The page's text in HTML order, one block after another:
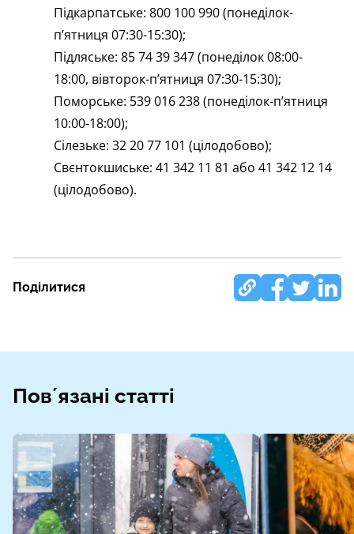
Підкарпатське: 800 100 990 (понеділок-
п’ятниця 07:30-15:30);
Підляське: 85 74 39 347 (понеділок 08:00-
18:00, вівторок-п’ятниця 07:30-15:30);
Поморське: 539 016 238 (понеділок-п’ятниця
10:00-18:00);
Сілезьке: 32 20 77 101 (цілодобово);
Свєнтокшиське: 41 342 11 81 або 41 342 12 14
(цілодобово).
Поділитися
Повʼязані статті